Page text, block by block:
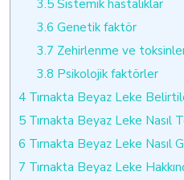
3.5Sistemik hastalıklar
3.6 Genetik faktör
3.7 Zehirlenme ve
3.8 Psikolojik faktörler
4 Tırnakta Beyaz Leke
5 Tırnakta Beyaz Leke Nasıl
6 Tırnakta Beyaz Leke Nasıl
7 Tırnakta Beyaz Leke